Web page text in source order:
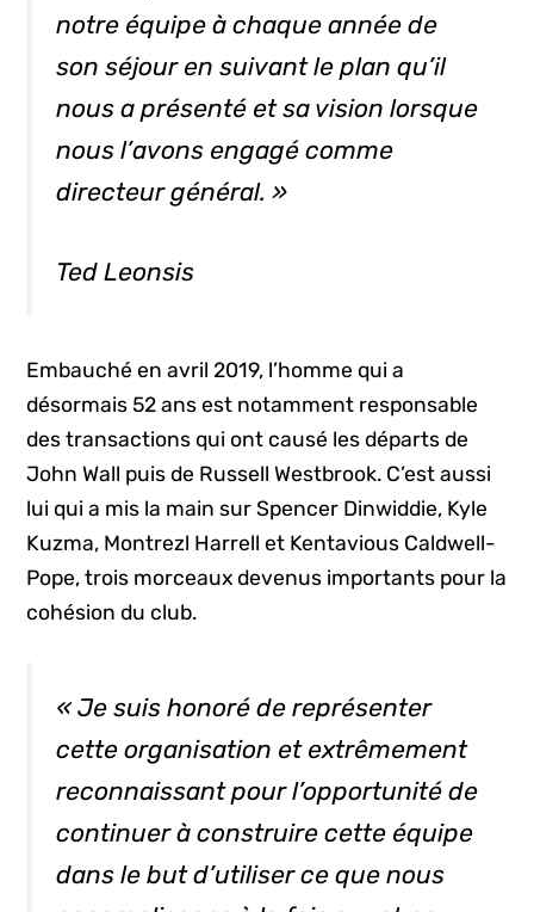
notre équipe à chaque année de
son séjour en suivant le plan qu’il
nous a présenté et sa vision lorsque
nous l’avons engagé comme
directeur général. »
Ted Leonsis
Embauché en avril 2019, l’homme qui a
désormais 52 ans est notamment responsable
des transactions qui ont causé les départs de
John Wall puis de Russell Westbrook. C’est aussi
lui qui a mis la main sur Spencer Dinwiddie, Kyle
Kuzma, Montrezl Harrell et Kentavious Caldwell-
Pope, trois morceaux devenus importants pour la
cohésion du club.
« Je suis honoré de représenter
cette organisation et extrêmement
reconnaissant pour l’opportunité de
continuer à construire cette équipe
dans le but d’utiliser ce que nous